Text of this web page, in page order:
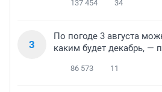
137 454 34
3
По погоде 3 августа
каким будет декабрь, —
86 573 11